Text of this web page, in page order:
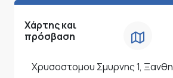
Χάρτης και
πρόσβαση
Χρυσοστομου Σμυρνης 1, Ξανθη